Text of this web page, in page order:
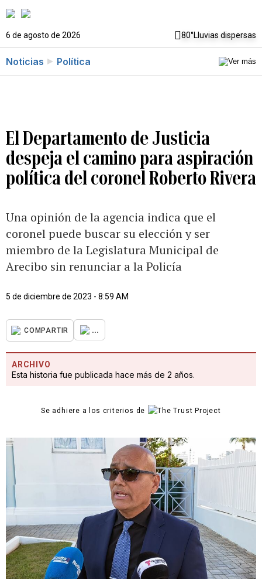
6 de agosto de 2026 80°Lluvias dispersas
Noticias Política
El Departamento de Justicia
despeja el camino para aspiración
política del coronel Roberto Rivera
Una opinión de la agencia indica que el
coronel puede buscar su elección y ser
miembro de la Legislatura Municipal de
Arecibo sin renunciar a la Policía
5 de diciembre de 2023 - 8:59 AM
COMPARTIR ...
ARCHIVO
Esta historia fue publicada hace más de 2 años.
Se adhiere a los criterios de